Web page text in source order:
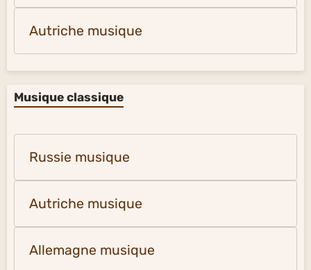
Autriche musique
Musique classique
Russie musique
Autriche musique
Allemagne musique